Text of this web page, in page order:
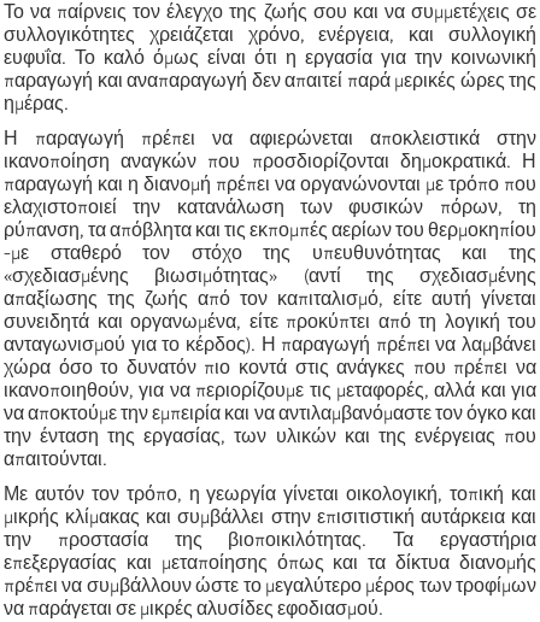
Το να παίρνεις τον έλεγχο της ζωής σου και να συμμετέχεις σε
συλλογικότητες χρειάζεται χρόνο, ενέργεια, και συλλογική
ευφυΐα. Το καλό όμως είναι ότι η εργασία για την κοινωνική
παραγωγή και αναπαραγωγή δεν απαιτεί παρά μερικές ώρες της
ημέρας.
Η παραγωγή πρέπει να αφιερώνεται αποκλειστικά στην
ικανοποίηση αναγκών που προσδιορίζονται δημοκρατικά. Η
παραγωγή και η διανομή πρέπει να οργανώνονται με τρόπο που
ελαχιστοποιεί την κατανάλωση των φυσικών πόρων, τη
ρύπανση, τα απόβλητα και τις εκπομπές αερίων του θερμοκηπίου
-με σταθερό τον στόχο της υπευθυνότητας και της
«σχεδιασμένης βιωσιμότητας» (αντί της σχεδιασμένης
απαξίωσης της ζωής από τον καπιταλισμό, είτε αυτή γίνεται
συνειδητά και οργανωμένα, είτε προκύπτει από τη λογική του
ανταγωνισμού για το κέρδος). Η παραγωγή πρέπει να λαμβάνει
χώρα όσο το δυνατόν πιο κοντά στις ανάγκες που πρέπει να
ικανοποιηθούν, για να περιορίζουμε τις μεταφορές, αλλά και για
να αποκτούμε την εμπειρία και να αντιλαμβανόμαστε τον όγκο και
την ένταση της εργασίας, των υλικών και της ενέργειας που
απαιτούνται.
Με αυτόν τον τρόπο, η γεωργία γίνεται οικολογική, τοπική και
μικρής κλίμακας και συμβάλλει στην επισιτιστική αυτάρκεια και
την προστασία της βιοποικιλότητας. Τα εργαστήρια
επεξεργασίας και μεταποίησης όπως και τα δίκτυα διανομής
πρέπει να συμβάλλουν ώστε το μεγαλύτερο μέρος των τροφίμων
να παράγεται σε μικρές αλυσίδες εφοδιασμού.